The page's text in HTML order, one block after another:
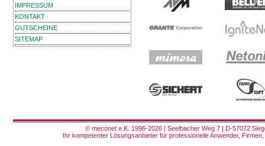
IMPRESSUM
KONTAKT
GUTSCHEINE
SITEMAP
© meconet e.K. 1996-2026 | Seelbacher Weg 7 | D-57072
Ihr kompetenter Lösungsanbieter für professionelle Anwender,